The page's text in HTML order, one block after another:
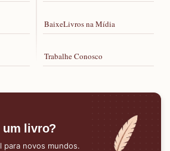
BaixeLivros na Mídia
Trabalhe Conosco
um livro?
para novos mundos.